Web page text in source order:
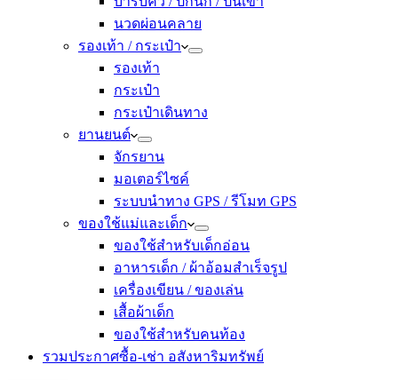
นวดผ่อนคลาย
รองเท้า / กระเป๋า
รองเท้า
กระเป๋า
กระเป๋าเดินทาง
ยานยนต์
จักรยาน
มอเตอร์ไซค์
ระบบนำทาง GPS / รีโมท GPS
ของใช้แม่และเด็ก
ของใช้สำหรับเด็กอ่อน
อาหารเด็ก / ผ้าอ้อมสำเร็จรูป
เครื่องเขียน / ของเล่น
เสื้อผ้าเด็ก
ของใช้สำหรับคนท้อง
รวมประกาศซื้อ-เช่า อสังหาริมทรัพย์